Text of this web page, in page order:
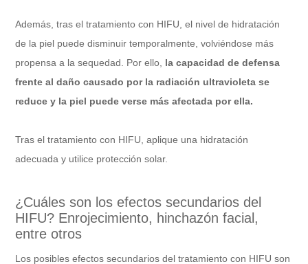
Además, tras el tratamiento con HIFU, el nivel de hidratación
de la piel puede disminuir temporalmente, volviéndose más
propensa a la sequedad. Por ello, la capacidad de defensa
frente al daño causado por la radiación ultravioleta se
reduce y la piel puede verse más afectada por ella.
Tras el tratamiento con HIFU, aplique una hidratación
adecuada y utilice protección solar.
¿Cuáles son los efectos secundarios del
HIFU? Enrojecimiento, hinchazón facial,
entre otros
Los posibles efectos secundarios del tratamiento con HIFU son